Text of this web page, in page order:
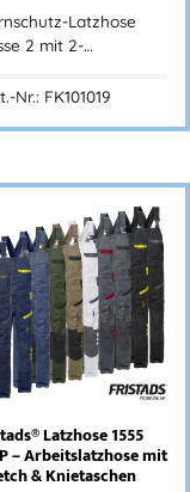
Latzhose
2 mit 2-…
Nr.: FK101019
Latzhose 1555
– Arbeitslatzhose mit
& Knietaschen